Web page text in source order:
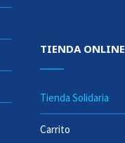
TIENDA ONLINE
Tienda Solidaria
Carrito